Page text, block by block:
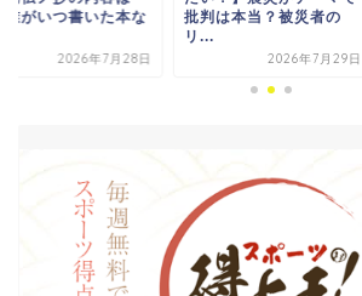
は本当？被災者の
2026年7月29日
なった場所まとめ！時...